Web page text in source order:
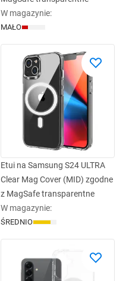
W magazynie:
MAŁO
Etui na Samsung S24 ULTRA
Clear Mag Cover (MID) zgodne
z MagSafe transparentne
W magazynie:
ŚREDNIO